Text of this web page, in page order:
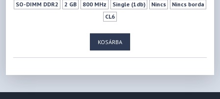
SO-DIMM DDR2 2 GB 800 MHz Single (1db) Nincs
Nincs borda
CL6
KOSÁRBA